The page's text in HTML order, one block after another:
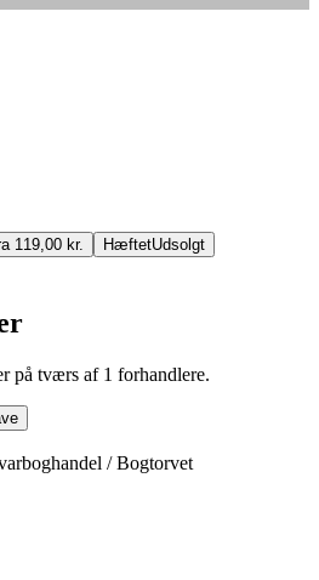
119,00 kr. HæftetUdsolgt
på tværs af 1 forhandlere.
/ Bogtorvet